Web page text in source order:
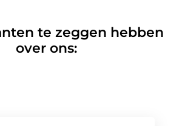
te zeggen hebben
over ons: